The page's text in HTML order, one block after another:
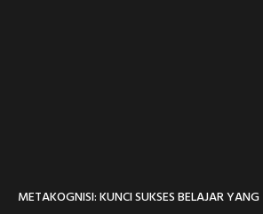
METAKOGNISI: KUNCI SUKSES BELAJAR